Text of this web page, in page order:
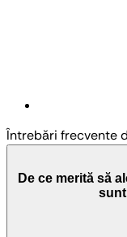
Întrebări frecvente
De ce merită să